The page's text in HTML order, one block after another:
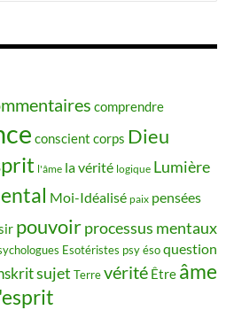
comprendre
conscient corps Dieu
l'âme la vérité logique Lumière
Moi-Idéalisé paix pensées
pouvoirprocessus mentaux
Esotéristes psy ésoquestion
sujet Terrevérité Être âme